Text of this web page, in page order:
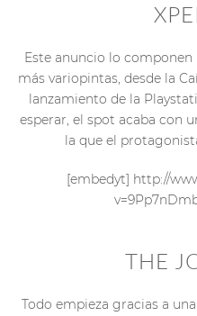
Este anuncio lo
más variopintas, desde la
lanzamiento de la
esperar, el spot acaba con
la que el
[embedyt] http://
THE
Todo empieza gracias a